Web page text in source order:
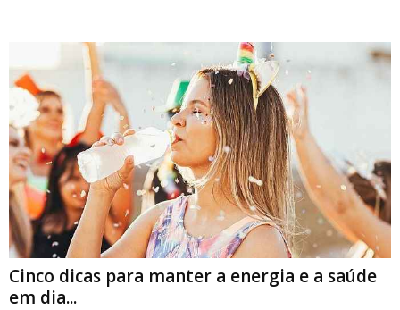
Cinco dicas para manter a energia e a saúde
em dia...